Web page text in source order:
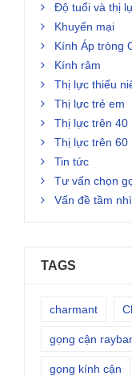
Độ tuổi và thị
Khuyến mại
Kính Áp tròng
Kính râm
Thị lực thiếu
Thị lực trẻ em
Thị lực trên 40
Thị lực trên 60
Tin tức
Tư vấn chọn
Vấn đề tầm
TAGS
charmant
gọng cận
gọng kính cận